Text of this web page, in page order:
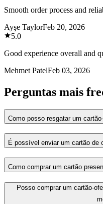
Smooth order process and
Ayşe TaylorFeb 20, 2026
5.0
Good experience overall and
Mehmet PatelFeb 03, 2026
Perguntas mais
Como posso resgatar um
É possível enviar um cartão de
Como comprar um cartão
Posso comprar um cartão-